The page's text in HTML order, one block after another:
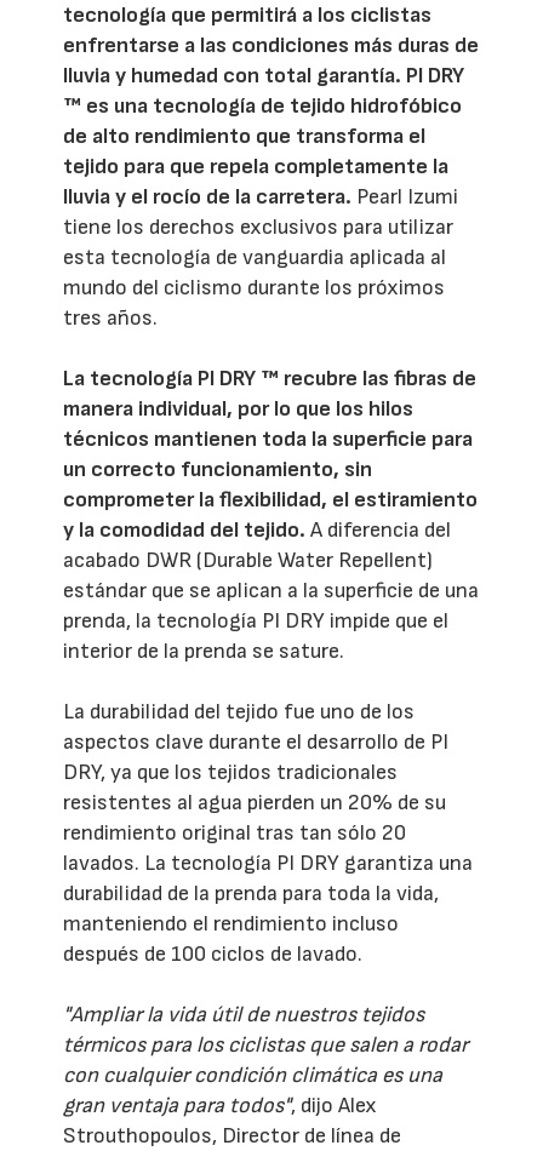
tecnología que permitirá a los ciclistas
enfrentarse a las condiciones más duras de
lluvia y humedad con total garantía. PI DRY
™ es una tecnología de tejido hidrofóbico
de alto rendimiento que transforma el
tejido para que repela completamente la
lluvia y el rocío de la carretera. Pearl Izumi
tiene los derechos exclusivos para utilizar
esta tecnología de vanguardia aplicada al
mundo del ciclismo durante los próximos
tres años.
La tecnología PI DRY ™ recubre las fibras de
manera individual, por lo que los hilos
técnicos mantienen toda la superficie para
un correcto funcionamiento, sin
comprometer la flexibilidad, el estiramiento
y la comodidad del tejido. A diferencia del
acabado DWR (Durable Water Repellent)
estándar que se aplican a la superficie de una
prenda, la tecnología PI DRY impide que el
interior de la prenda se sature.
La durabilidad del tejido fue uno de los
aspectos clave durante el desarrollo de PI
DRY, ya que los tejidos tradicionales
resistentes al agua pierden un 20% de su
rendimiento original tras tan sólo 20
lavados. La tecnología PI DRY garantiza una
durabilidad de la prenda para toda la vida,
manteniendo el rendimiento incluso
después de 100 ciclos de lavado.
"Ampliar la vida útil de nuestros tejidos
térmicos para los ciclistas que salen a rodar
con cualquier condición climática es una
gran ventaja para todos", dijo Alex
Strouthopoulos, Director de línea de